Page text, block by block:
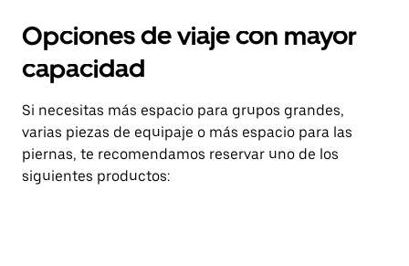
Opciones de viaje con mayor
capacidad
Si necesitas más espacio para grupos grandes,
varias piezas de equipaje o más espacio para las
piernas, te recomendamos reservar uno de los
siguientes productos: